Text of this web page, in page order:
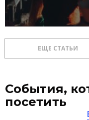
ЕЩЕ СТАТЬИ
События,
посетить